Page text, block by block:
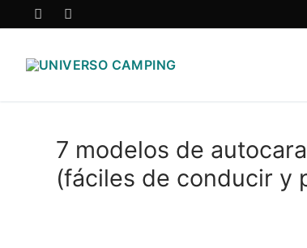
7 modelos de
(fáciles de conducir y